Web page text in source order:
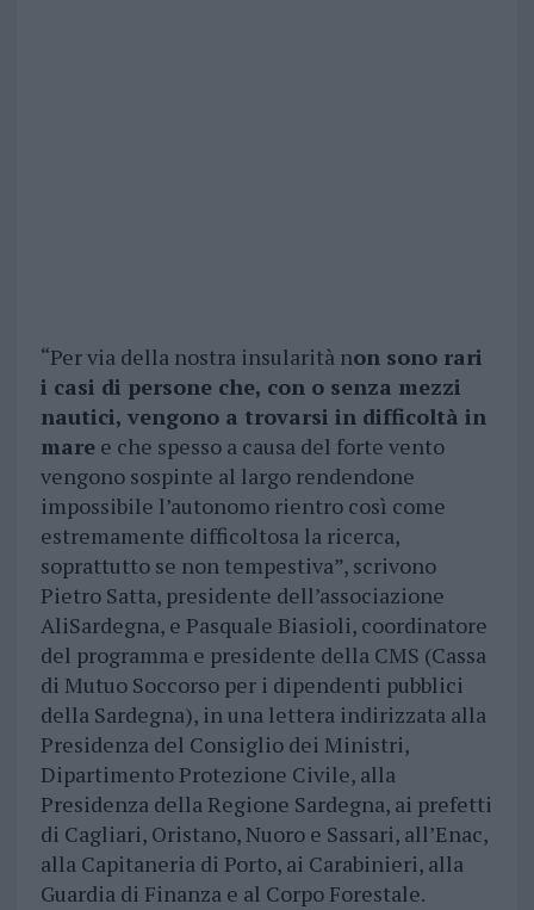
“Per via della nostra insularità non sono rari
i casi di persone che, con o senza mezzi
nautici, vengono a trovarsi in difficoltà in
maree che spesso a causa del forte vento
vengono sospinte al largo rendendone
impossibile l’autonomo rientro così come
estremamente difficoltosa la ricerca,
soprattutto se non tempestiva”, scrivono
Pietro Satta, presidente dell’associazione
AliSardegna, e Pasquale Biasioli, coordinatore
del programma e presidente della CMS (Cassa
di Mutuo Soccorso per i dipendenti pubblici
della Sardegna), in una lettera indirizzata alla
Presidenza del Consiglio dei Ministri,
Dipartimento Protezione Civile, alla
Presidenza della Regione Sardegna, ai prefetti
di Cagliari, Oristano, Nuoro e Sassari, all’Enac,
alla Capitaneria di Porto, ai Carabinieri, alla
Guardia di Finanza e al Corpo Forestale.